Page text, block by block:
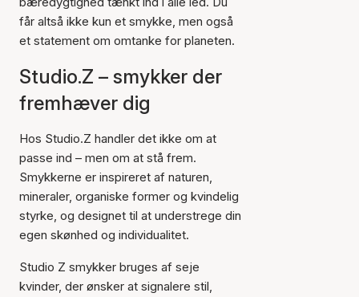
får altså ikke kun et smykke, men også
et statement om omtanke for planeten.
Studio.Z – smykker der
fremhæver dig
Hos Studio.Z handler det ikke om at
passe ind – men om at stå frem.
Smykkerne er inspireret af naturen,
mineraler, organiske former og kvindelig
styrke, og designet til at understrege din
egen skønhed og individualitet.
Studio Z smykker bruges af seje
kvinder, der ønsker at signalere stil,